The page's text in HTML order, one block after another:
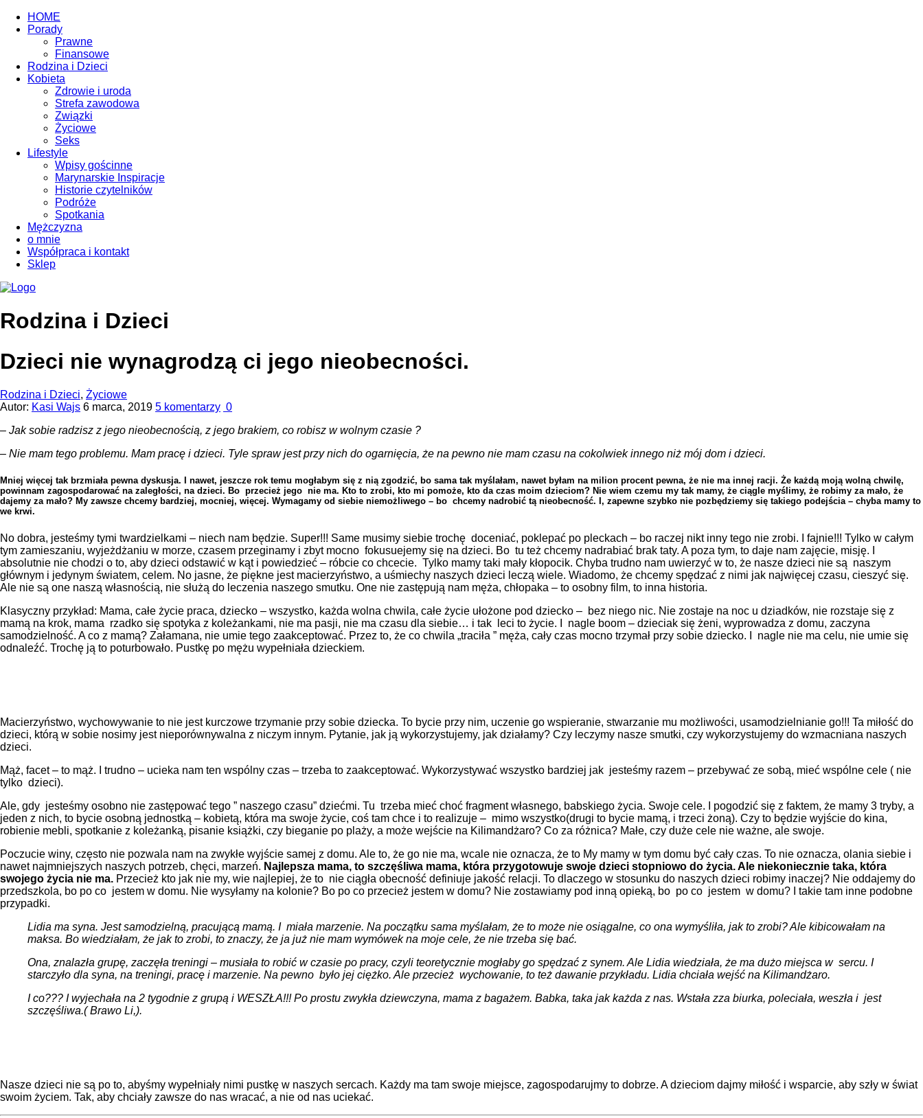
HOME
Porady
Prawne
Finansowe
Rodzina i Dzieci
Kobieta
Zdrowie i uroda
Strefa zawodowa
Związki
Życiowe
Seks
Lifestyle
Wpisy gościnne
Marynarskie Inspiracje
Historie czytelników
Podróże
Spotkania
Mężczyzna
o mnie
Współpraca i kontakt
Sklep
Rodzina i Dzieci
Dzieci nie wynagrodzą ci jego nieobecności.
Rodzina i Dzieci, Życiowe
Autor: Kasi Wajs 6 marca, 2019 5 komentarzy 0
– Jak sobie radzisz z jego nieobecnością, z jego brakiem, co robisz w wolnym czasie ?
– Nie mam tego problemu. Mam pracę i dzieci. Tyle spraw jest przy nich do ogarnięcia, że na pewno nie mam czasu na cokolwiek innego niż mój dom i dzieci.
Mniej więcej tak brzmiała pewna dyskusja. I nawet, jeszcze rok temu mogłabym się z nią zgodzić, bo sama tak myślałam, nawet byłam na milion procent pewna, że nie ma innej racji. Że każdą moją wolną chwilę,
powinnam zagospodarować na zaległości, na dzieci. Bo przecież jego nie ma. Kto to zrobi, kto mi pomoże, kto da czas moim dzieciom? Nie wiem czemu my tak mamy, że ciągle myślimy, że robimy za mało, że
dajemy za mało? My zawsze chcemy bardziej, mocniej, więcej. Wymagamy od siebie niemożliwego – bo chcemy nadrobić tą nieobecność. I, zapewne szybko nie pozbędziemy się takiego podejścia – chyba mamy to
we krwi.
No dobra, jesteśmy tymi twardzielkami – niech nam będzie. Super!!! Same musimy siebie trochę doceniać, poklepać po pleckach – bo raczej nikt inny tego nie zrobi. I fajnie!!! Tylko w całym
tym zamieszaniu, wyjeżdżaniu w morze, czasem przeginamy i zbyt mocno fokusuejemy się na dzieci. Bo tu też chcemy nadrabiać brak taty. A poza tym, to daje nam zajęcie, misję. I
absolutnie nie chodzi o to, aby dzieci odstawić w kąt i powiedzieć – róbcie co chcecie. Tylko mamy taki mały kłopocik. Chyba trudno nam uwierzyć w to, że nasze dzieci nie są naszym
głównym i jedynym światem, celem. No jasne, że piękne jest macierzyństwo, a uśmiechy naszych dzieci leczą wiele. Wiadomo, że chcemy spędzać z nimi jak najwięcej czasu, cieszyć się.
Ale nie są one naszą własnością, nie służą do leczenia naszego smutku. One nie zastępują nam męża, chłopaka – to osobny film, to inna historia.
Klasyczny przykład: Mama, całe życie praca, dziecko – wszystko, każda wolna chwila, całe życie ułożone pod dziecko – bez niego nic. Nie zostaje na noc u dziadków, nie rozstaje się z
mamą na krok, mama rzadko się spotyka z koleżankami, nie ma pasji, nie ma czasu dla siebie… i tak leci to życie. I nagle boom – dzieciak się żeni, wyprowadza z domu, zaczyna
samodzielność. A co z mamą? Załamana, nie umie tego zaakceptować. Przez to, że co chwila „traciła ” męża, cały czas mocno trzymał przy sobie dziecko. I nagle nie ma celu, nie umie się
odnaleźć. Trochę ją to poturbowało. Pustkę po mężu wypełniała dzieckiem.
Macierzyństwo, wychowywanie to nie jest kurczowe trzymanie przy sobie dziecka. To bycie przy nim, uczenie go wspieranie, stwarzanie mu możliwości, usamodzielnianie go!!! Ta miłość do
dzieci, którą w sobie nosimy jest nieporównywalna z niczym innym. Pytanie, jak ją wykorzystujemy, jak działamy? Czy leczymy nasze smutki, czy wykorzystujemy do wzmacniana naszych
dzieci.
Mąż, facet – to mąż. I trudno – ucieka nam ten wspólny czas – trzeba to zaakceptować. Wykorzystywać wszystko bardziej jak jesteśmy razem – przebywać ze sobą, mieć wspólne cele ( nie
tylko dzieci).
Ale, gdy jesteśmy osobno nie zastępować tego ” naszego czasu” dziećmi. Tu trzeba mieć choć fragment własnego, babskiego życia. Swoje cele. I pogodzić się z faktem, że mamy 3 tryby, a
jeden z nich, to bycie osobną jednostką – kobietą, która ma swoje życie, coś tam chce i to realizuje – mimo wszystko(drugi to bycie mamą, i trzeci żoną). Czy to będzie wyjście do kina,
robienie mebli, spotkanie z koleżanką, pisanie książki, czy bieganie po plaży, a może wejście na Kilimandżaro? Co za różnica? Małe, czy duże cele nie ważne, ale swoje.
Poczucie winy, często nie pozwala nam na zwykłe wyjście samej z domu. Ale to, że go nie ma, wcale nie oznacza, że to My mamy w tym domu być cały czas. To nie oznacza, olania siebie i
nawet najmniejszych naszych potrzeb, chęci, marzeń. Najlepsza mama, to szczęśliwa mama, która przygotowuje swoje dzieci stopniowo do życia. Ale niekoniecznie taka, która
swojego życia nie ma. Przecież kto jak nie my, wie najlepiej, że to nie ciągła obecność definiuje jakość relacji. To dlaczego w stosunku do naszych dzieci robimy inaczej? Nie oddajemy do
przedszkola, bo po co jestem w domu. Nie wysyłamy na kolonie? Bo po co przecież jestem w domu? Nie zostawiamy pod inną opieką, bo po co jestem w domu? I takie tam inne podobne
przypadki.
Lidia ma syna. Jest samodzielną, pracującą mamą. I miała marzenie. Na początku sama myślałam, że to może nie osiągalne, co ona wymyśliła, jak to zrobi? Ale kibicowałam na
maksa. Bo wiedziałam, że jak to zrobi, to znaczy, że ja już nie mam wymówek na moje cele, że nie trzeba się bać.
Ona, znalazła grupę, zaczęła treningi – musiała to robić w czasie po pracy, czyli teoretycznie mogłaby go spędzać z synem. Ale Lidia wiedziała, że ma dużo miejsca w sercu. I
starczyło dla syna, na treningi, pracę i marzenie. Na pewno było jej ciężko. Ale przecież wychowanie, to też dawanie przykładu. Lidia chciała wejść na Kilimandżaro.
I co??? I wyjechała na 2 tygodnie z grupą i WESZŁA!!! Po prostu zwykła dziewczyna, mama z bagażem. Babka, taka jak każda z nas. Wstała zza biurka, poleciała, weszła i jest
szczęśliwa.( Brawo Li,).
Nasze dzieci nie są po to, abyśmy wypełniały nimi pustkę w naszych sercach. Każdy ma tam swoje miejsce, zagospodarujmy to dobrze. A dzieciom dajmy miłość i wsparcie, aby szły w świat
swoim życiem. Tak, aby chciały zawsze do nas wracać, a nie od nas uciekać.